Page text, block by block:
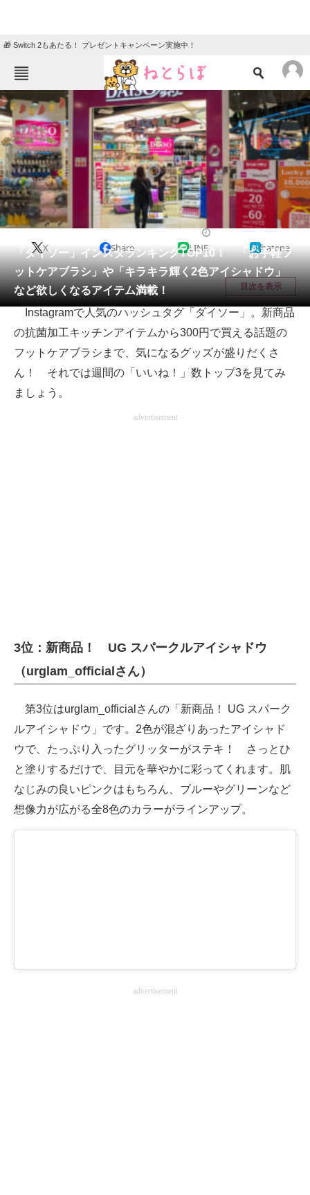
🎁 Switch 2もあたる！ プレゼントキャンペーン実施中！
ねとらぼメニュー
TOP ニュース
エンタメ クイズ
グルメ 地域
住まい 教育・育児
動物 リサーチ
会員記事
メディア
注目記事を集めた総合ページ
ITの今と未来を見通す
スマホと通信の最新トレンド
進化するPCとデバイスの未来
IT製品の技術・比較・事例
モノづくり技術者専門サイト
エレクトロニクス専門サイト
電子設計の基本と応用
エネルギーの専門メディア
「ダイソー」インスタランキングTOP10！ 「お手軽フ
ットケアブラシ」や「キラキラ輝く2色アイシャドウ」
など欲しくなるアイテム満載！
X Share LINE hatena
目次を表示
Instagramで人気のハッシュタグ「ダイソー」。新商品
の抗菌加工キッチンアイテムから300円で買える話題の
フットケアブラシまで、気になるグッズが盛りだくさ
ん！ それでは週間の「いいね！」数トップ3を見てみ
ましょう。
advertisement
3位：新商品！ UG スパークルアイシャドウ
（urglam_officialさん）
第3位はurglam_officialさんの「新商品！ UG スパーク
ルアイシャドウ」です。2色が混ざりあったアイシャド
ウで、たっぷり入ったグリッターがステキ！ さっとひ
と塗りするだけで、目元を華やかに彩ってくれます。肌
なじみの良いピンクはもちろん、ブルーやグリーンなど
想像力が広がる全8色のカラーがラインアップ。
advertisement